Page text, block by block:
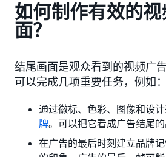
如何制作有效的
面？
结尾画面是观众看到的视频广
可以完成几项重要任务，例如：
通过徽标、色彩、图像和设
牌。可以把它看成广告结尾的
在广告的最后时刻建立品牌